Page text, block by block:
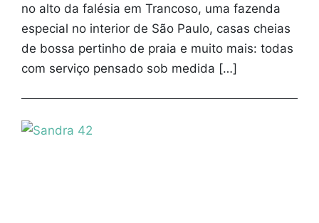
no alto da falésia em Trancoso, uma fazenda
especial no interior de São Paulo, casas cheias
de bossa pertinho de praia e muito mais: todas
com serviço pensado sob medida […]